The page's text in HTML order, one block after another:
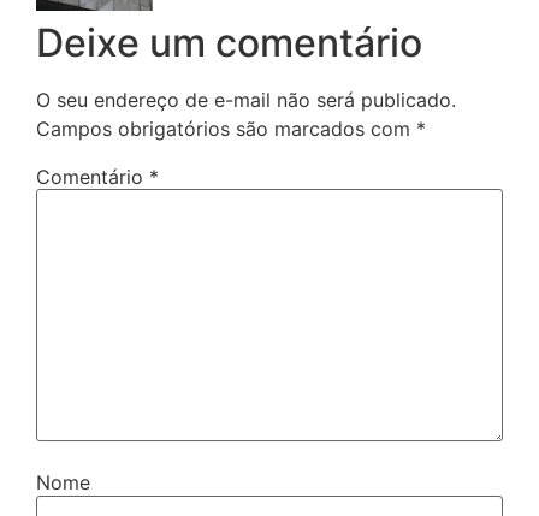
Deixe um comentário
O seu endereço de e-mail não será publicado.
Campos obrigatórios são marcados com *
Comentário *
Nome